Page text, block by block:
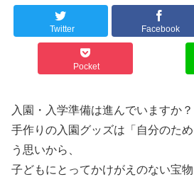
Twitter Facebook
Pocket
入園・入学準備は進んでいますか？
手作りの入園グッズは「自分のた
う思いから、
子どもにとってかけがえのない宝